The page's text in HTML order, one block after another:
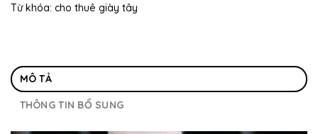
Từ khóa: cho thuê giày tây
MÔ TẢ
THÔNG TIN BỔ SUNG